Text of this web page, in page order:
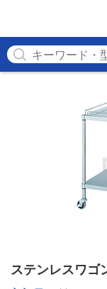
ステンレスワゴ